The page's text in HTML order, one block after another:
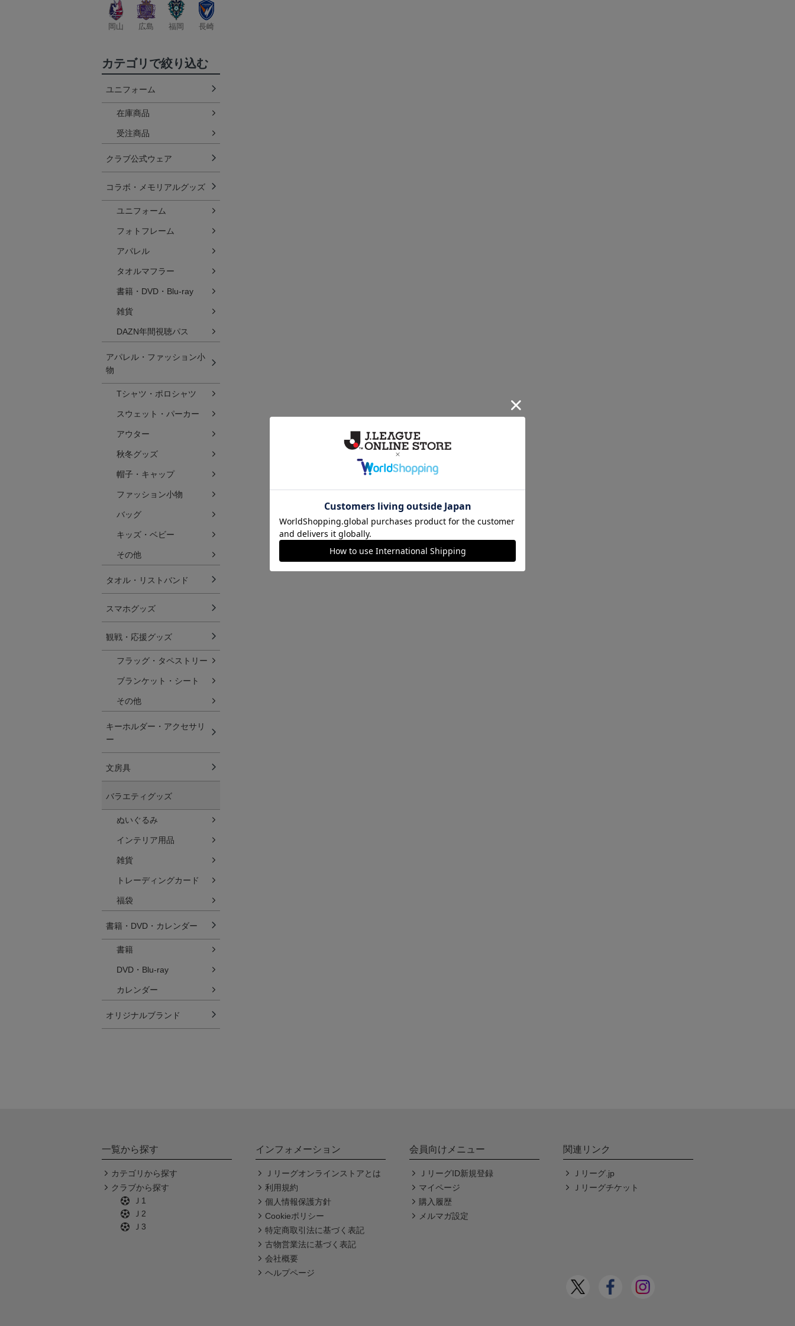
岡山 広島 福岡 長崎
カテゴリで絞り込む
ユニフォーム
在庫商品
受注商品
クラブ公式ウェア
コラボ・メモリアルグッズ
ユニフォーム
フォトフレーム
アパレル
タオルマフラー
書籍・DVD・Blu-ray
雑貨
DAZN年間視聴パス
アパレル・ファッション小
物
Tシャツ・ポロシャツ
スウェット・パーカー
アウター
秋冬グッズ
帽子・キャップ
ファッション小物
バッグ
キッズ・ベビー
その他
タオル・リストバンド
スマホグッズ
観戦・応援グッズ
フラッグ・タペストリー
ブランケット・シート
その他
キーホルダー・アクセサリ
ー
文房具
バラエティグッズ
ぬいぐるみ
インテリア用品
雑貨
トレーディングカード
福袋
書籍・DVD・カレンダー
書籍
DVD・Blu-ray
カレンダー
オリジナルブランド
一覧から探す
カテゴリから探す
クラブから探す
Ｊ1
Ｊ2
Ｊ3
インフォメーション
Ｊリーグオンラインストアとは
利用規約
個人情報保護方針
Cookieポリシー
特定商取引法に基づく表記
古物営業法に基づく表記
会社概要
ヘルプページ
会員向けメニュー
ＪリーグID新規登録
マイページ
購入履歴
メルマガ設定
関連リンク
Ｊリーグ.jp
Ｊリーグチケット